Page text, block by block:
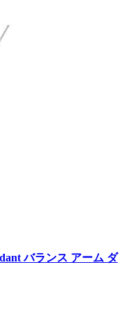
バランス アーム ダ